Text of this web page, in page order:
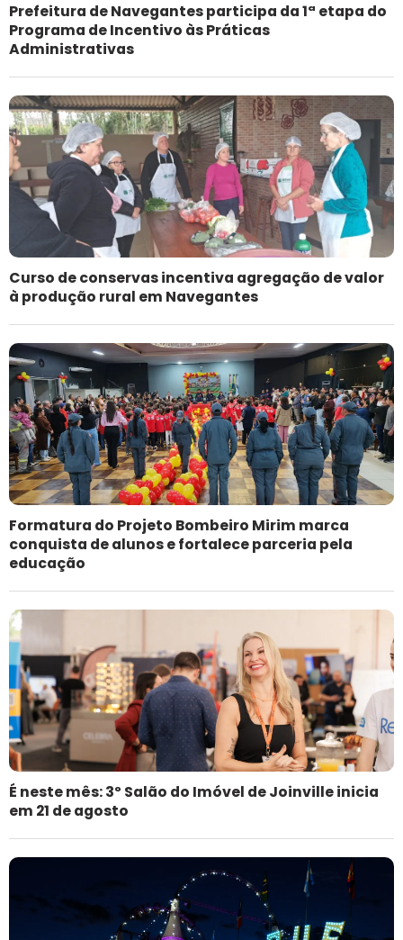
Prefeitura de Navegantes participa da 1ª etapa do
Programa de Incentivo às Práticas
Administrativas
Curso de conservas incentiva agregação de valor
à produção rural em Navegantes
Formatura do Projeto Bombeiro Mirim marca
conquista de alunos e fortalece parceria pela
educação
É neste mês: 3º Salão do Imóvel de Joinville inicia
em 21 de agosto